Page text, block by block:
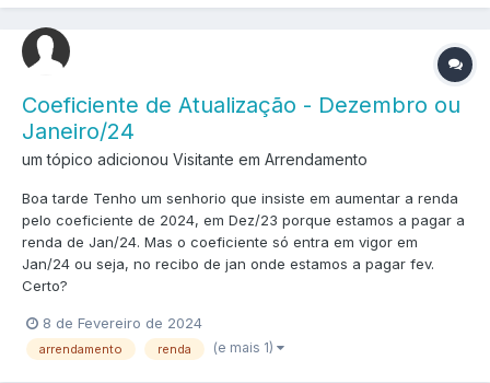
Coeficiente de Atualização - Dezembro ou
Janeiro/24
um tópico adicionou Visitante em Arrendamento
Boa tarde Tenho um senhorio que insiste em aumentar a renda
pelo coeficiente de 2024, em Dez/23 porque estamos a pagar a
renda de Jan/24. Mas o coeficiente só entra em vigor em
Jan/24 ou seja, no recibo de jan onde estamos a pagar fev.
Certo?
8 de Fevereiro de 2024
arrendamento renda (e mais 1)